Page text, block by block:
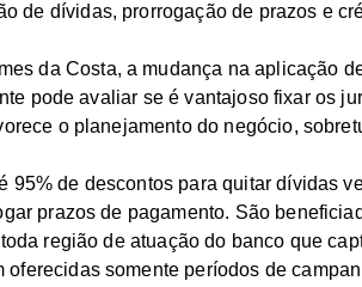
de dívidas, prorrogação de prazos e
da Costa, a mudança na aplicação
pode avaliar se é vantajoso fixar os
o planejamento do negócio,
95% de descontos para quitar dívidas
prazos de pagamento. São
região de atuação do banco que
somente períodos de